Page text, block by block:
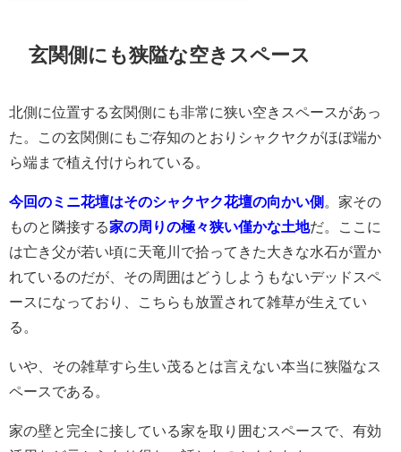
玄関側にも狭隘な空きスペース
北側に位置する玄関側にも非常に狭い空きスペースがあっ
た。この玄関側にもご存知のとおりシャクヤクがほぼ端か
ら端まで植え付けられている。
今回のミニ花壇はそのシャクヤク花壇の向かい側 。家その
ものと隣接する家の周りの極々狭い僅かな土地だ。ここに
は亡き父が若い頃に天竜川で拾ってきた大きな水石が置か
れているのだが、その周囲はどうしようもないデッドスペ
ースになっており、こちらも放置されて雑草が生えてい
る。
いや、その雑草すら生い茂るとは言えない本当に狭隘なス
ペースである。
家の壁と完全に接している家を取り囲むスペースで、有効